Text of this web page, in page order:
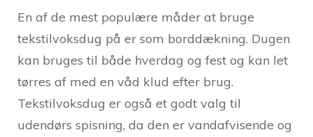
En af de mest populære måder at bruge
tekstilvoksdug på er som borddækning. Dugen
kan bruges til både hverdag og fest og kan let
tørres af med en våd klud efter brug.
Tekstilvoksdug er også et godt valg til
udendørs spisning, da den er vandafvisende og